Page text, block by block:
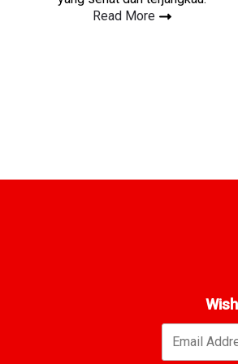
Read More